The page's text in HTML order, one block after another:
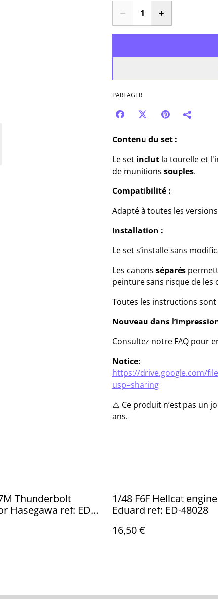
PARTAGER
Contenu du set :
Le set inclut la tourelle et
de munitions souples.
Compatibilité :
Adapté à toutes les
Installation :
Le set s’installe sans
Les canons séparés
peinture sans risque de les
Toutes les instructions
Nouveau dans
Consultez notre FAQ pour
Notice:
https://drive.google.com/
usp=sharing
⚠️ Ce produit n’est pas un
ans.
Thunderbolt
Hasegawa ref: ED-
1/48 F6F Hellcat
Eduard ref: ED-48028
16,50 €